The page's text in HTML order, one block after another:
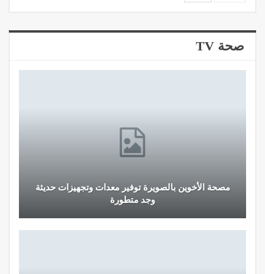
صحة TV
مصحة الأخوين بالصويرة توفير معدات وتجهيزات حديثة
وجد متطورة